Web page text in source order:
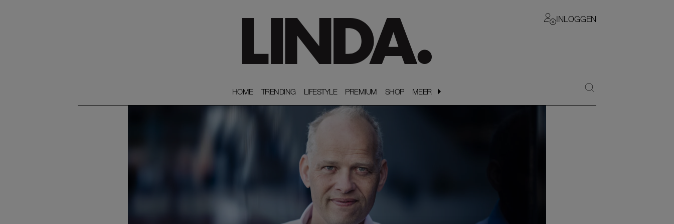
INLOGGEN
HOME
HOME TRENDING
TRENDING LIFESTYLE
LIFESTYLE PREMIUM
PREMIUM SHOP
SHOP MEER
MEER